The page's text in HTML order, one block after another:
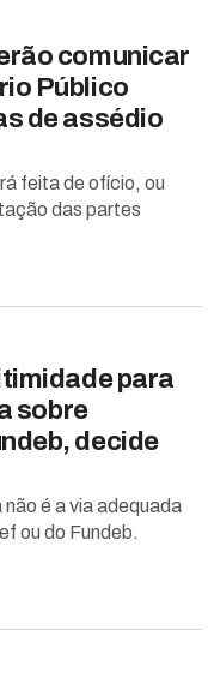
comunicar
Público
de assédio
feita de ofício, ou
das partes
para
sobre
decide
é a via adequada
ou do Fundeb.